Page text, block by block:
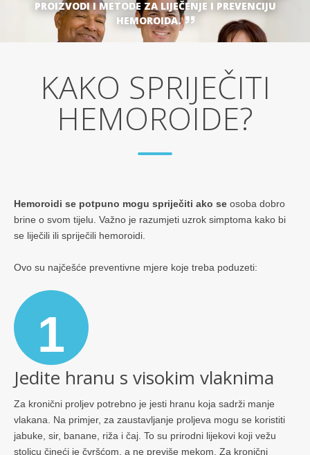
PROIZVODI I METODE ZA LIJEČENJE I PREVENCIJU
HEMOROIDA.
KAKO SPRIJEČITI
HEMOROIDE?
Hemoroidi se potpuno mogu spriječiti ako se osoba dobro
brine o svom tijelu. Važno je razumjeti uzrok simptoma kako bi
se liječili ili spriječili hemoroidi.
Ovo su najčešće preventivne mjere koje treba poduzeti:
1
Jedite hranu s visokim vlaknima
Za kronični proljev potrebno je jesti hranu koja sadrži manje
vlakana. Na primjer, za zaustavljanje proljeva mogu se koristiti
jabuke, sir, banane, riža i čaj. To su prirodni lijekovi koji vežu
stolicu čineći je čvršćom, a ne previše mekom. Za kronični